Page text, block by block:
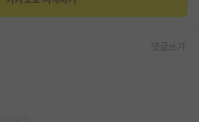
댓글쓰기